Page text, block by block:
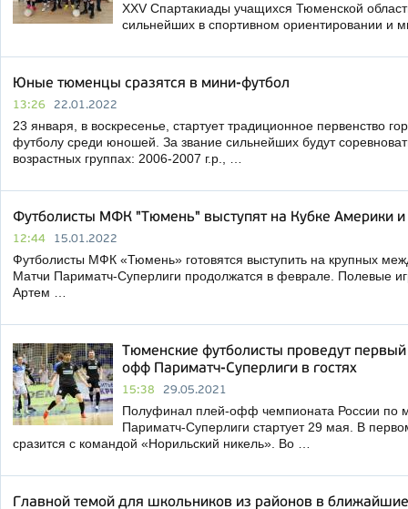
XXV Спартакиады учащихся Тюменской
сильнейших в спортивном ориентировании и
Юные тюменцы сразятся в мини-футбол
13:26 22.01.2022
23 января, в воскресенье, стартует традиционное первенство
футболу среди юношей. За звание сильнейших будут
возрастных группах: 2006-2007 г.р., …
Футболисты МФК "Тюмень" выступят на Кубке Америки
12:44 15.01.2022
Футболисты МФК «Тюмень» готовятся выступить на крупных
Матчи Париматч-Суперлиги продолжатся в феврале. Полевые
Артем …
Тюменские футболисты проведут
офф Париматч-Суперлиги в гостях
15:38 29.05.2021
Полуфинал плей-офф чемпионата России по
Париматч-Суперлиги стартует 29 мая. В
сразится с командой «Норильский никель». Во …
Главной темой для школьников из районов в